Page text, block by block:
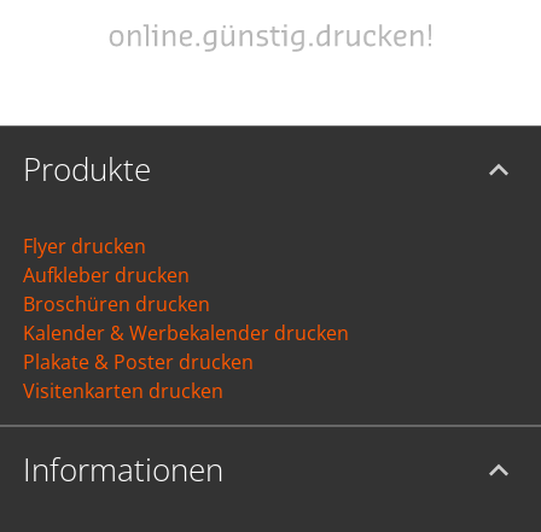
Produkte
Flyer drucken
Aufkleber drucken
Broschüren drucken
Kalender & Werbekalender drucken
Plakate & Poster drucken
Visitenkarten drucken
Informationen